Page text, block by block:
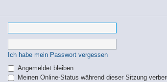
Ich habe mein Passwort vergessen
Angemeldet bleiben
Meinen Online-Status während dieser Sitzung